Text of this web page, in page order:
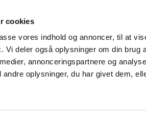
cookies
vores indhold og annoncer, til at
Vi deler også oplysninger om din brug
annonceringspartnere og
oplysninger, du har givet dem,
Nyheder
Tilskud og